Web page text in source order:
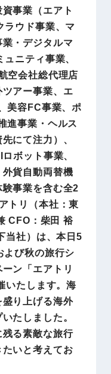
事業（エアト
ラウド事業、マ
・デジタルマ
ニティ事業、
空会社総代理店
アー事業、エ
美容FC事業、ポ
進事業・ヘルス
にて注力）、
ボット事業、
貨自動両替機
事業を含む全2
トリ（本社：東
CFO：柴田 裕
当社）は、本日5
よび秋の旅行シ
ン「エアトリ
いたします。海
り上げる海外
たしました。
る素敵な旅行
いと考えてお